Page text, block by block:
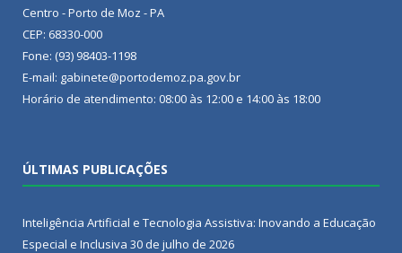
Centro - Porto de Moz - PA
CEP: 68330-000
Fone: (93) 98403-1198
E-mail: gabinete@portodemoz.pa.gov.br
Horário de atendimento: 08:00 às 12:00 e 14:00 às 18:00
ÚLTIMAS PUBLICAÇÕES
Inteligência Artificial e Tecnologia Assistiva: Inovando a Educação
Especial e Inclusiva 30 de julho de 2026